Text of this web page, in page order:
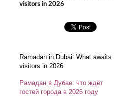
visitors in 2026
Ramadan in Dubai: What awaits
visitors in 2026
Рамадан в Дубае: что ждёт
гостей города в 2026 году